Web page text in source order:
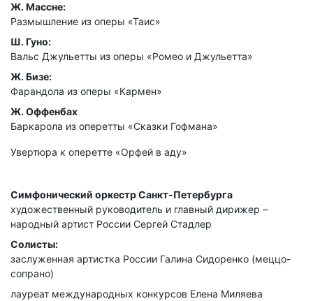
Ж. Массне:
Размышление из оперы «Таис»
Ш. Гуно:
Вальс Джульетты из оперы «Ромео и Джульетта»
Ж. Бизе:
Фарандола из оперы «Кармен»
Ж. Оффенбах
Баркарола из оперетты «Сказки Гофмана»
Увертюра к оперетте «Орфей в аду»
Симфонический оркестр Санкт-Петербурга
художественный руководитель и главный дирижер –
народный артист России Сергей Стадлер
Солисты:
заслуженная артистка России Галина Сидоренко (меццо-
сопрано)
лауреат международных конкурсов Елена Миляева